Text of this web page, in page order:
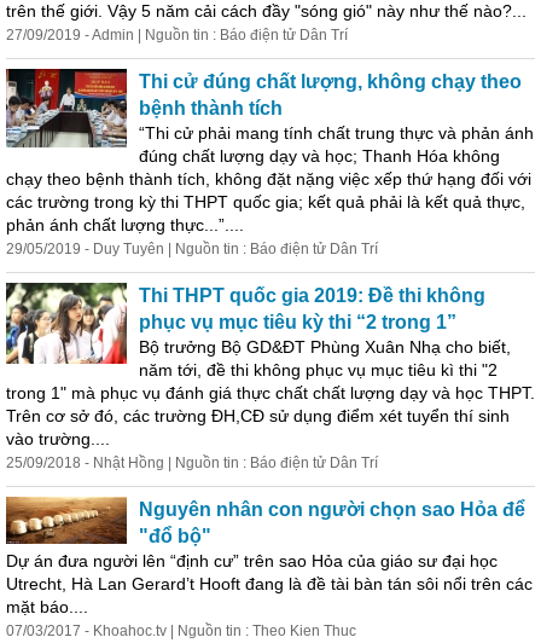
trên thế giới. Vậy 5 năm cải cách đầy "sóng gió" này như thế nào?...
27/09/2019 - Admin | Nguồn tin : Báo điện tử Dân Trí
Thi cử đúng chất lượng, không chạy theo
bệnh thành tích
“Thi cử phải mang tính chất trung thực và phản ánh
đúng chất lượng dạy và học; Thanh Hóa không
chạy theo bệnh thành tích, không đặt nặng việc xếp thứ hạng đối với
các trường trong kỳ thi THPT quốc gia; kết quả phải là kết quả thực,
phản ánh chất lượng thực...”....
29/05/2019 - Duy Tuyên | Nguồn tin : Báo điện tử Dân Trí
Thi THPT quốc gia 2019: Đề thi không
phục vụ mục tiêu kỳ thi “2 trong 1”
Bộ trưởng Bộ GD&ĐT Phùng Xuân Nhạ cho biết,
năm tới, đề thi không phục vụ mục tiêu kì thi "2
trong 1" mà phục vụ đánh giá thực chất chất lượng dạy và học THPT.
Trên cơ sở đó, các trường ĐH,CĐ sử dụng điểm xét tuyển thí sinh
vào trường....
25/09/2018 - Nhật Hồng | Nguồn tin : Báo điện tử Dân Trí
Nguyên nhân con người chọn sao Hỏa để
"đổ bộ"
Dự án đưa người lên “định cư” trên sao Hỏa của giáo sư đại học
Utrecht, Hà Lan Gerard’t Hooft đang là đề tài bàn tán sôi nổi trên các
mặt báo....
07/03/2017 - Khoahoc.tv | Nguồn tin : Theo Kien Thuc